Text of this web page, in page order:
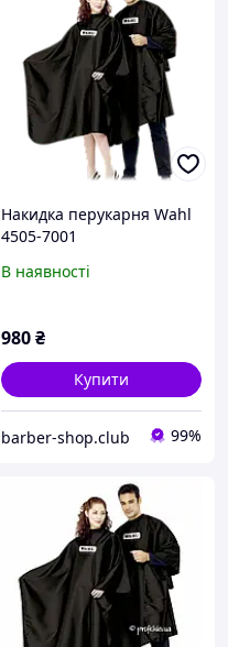
Накидка перукарня Wahl
4505-7001
В наявності
980₴
Купити
barber-shop.club 99%